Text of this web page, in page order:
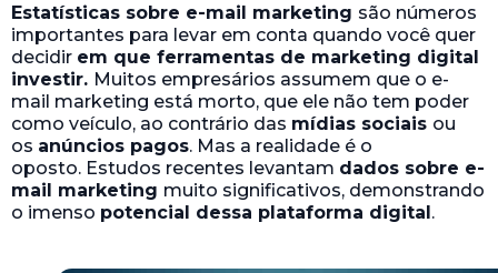
Estatísticas sobre e-mail marketing são números
importantes para levar em conta quando você quer
decidir em que ferramentas de marketing digital
investir. Muitos empresários assumem que o e-
mail marketing está morto, que ele não tem poder
como veículo, ao contrário das mídias sociais ou
os anúncios pagos. Mas a realidade é o
oposto. Estudos recentes levantam dados sobre e-
mail marketing muito significativos, demonstrando
o imenso potencial dessa plataforma digital.